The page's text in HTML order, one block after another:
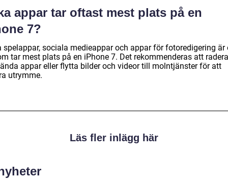
appar tar oftast mest plats på en
7?
spelappar, sociala medieappar och appar för fotoredigering är
tar mest plats på en iPhone 7. Det rekommenderas att radera
appar eller flytta bilder och videor till molntjänster för att
utrymme.
Läs fler inlägg här